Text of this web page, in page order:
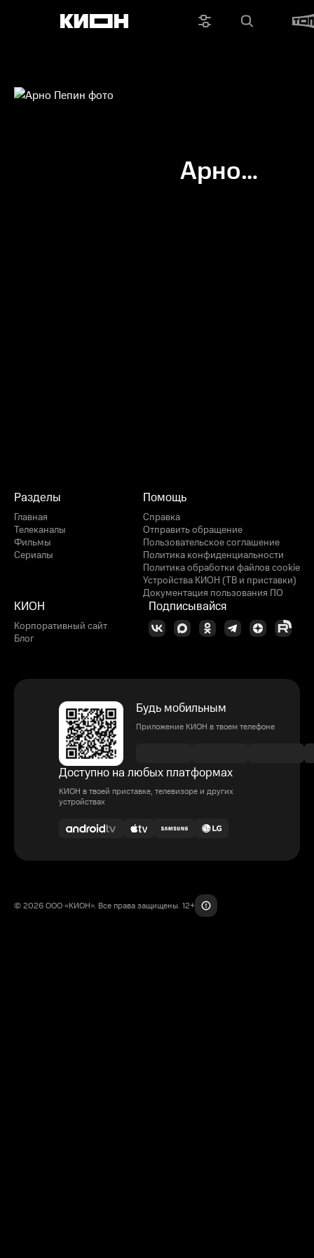
Арно
Разделы
Главная
Телеканалы
Фильмы
Сериалы
Помощь
Справка
Отправить обращение
Пользовательское соглашение
Политика конфиденциальности
Политика обработки файлов cookie
Устройства КИОН (ТВ и приставки)
Документация пользования ПО
КИОН
Корпоративный сайт
Блог
Подписывайся
Будь мобильным
Приложение КИОН в твоем телефоне
Доступно на любых платформах
КИОН в твоей приставке, телевизоре и других
устройствах
© 2026 ООО «КИОН». Все права защищены. 12+